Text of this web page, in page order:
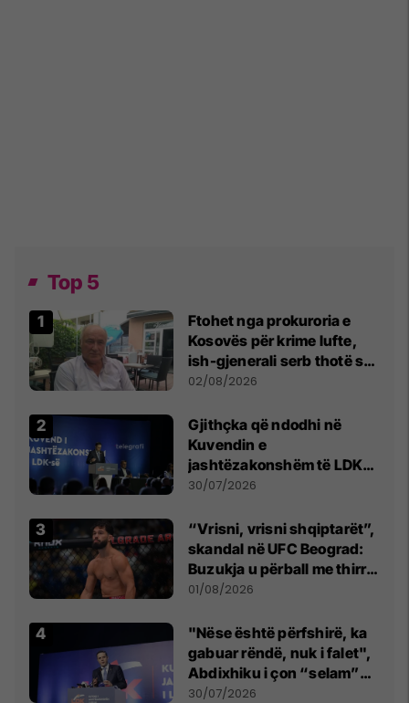
Top 5
Ftohet nga prokuroria e
Kosovës për krime lufte,
ish-gjenerali serb thotë se
dikush e tradhtoi në
02/08/2026
Gjithçka që ndodhi në
Kuvendin e
jashtëzakonshëm të LDK-
së
30/07/2026
“Vrisni, vrisni shqiptarët”,
skandal në UFC Beograd:
Buzukja u përball me thirrje
anti-shqiptare nga
01/08/2026
"Nëse është përfshirë, ka
gabuar rëndë, nuk i falet",
Abdixhiku i çon “selam”
Përparim Ramës
30/07/2026